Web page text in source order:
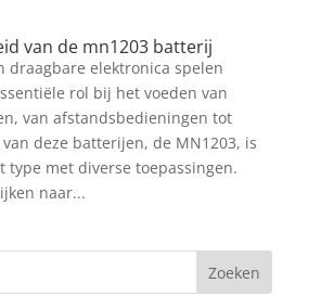
van de mn1203 batterij
draagbare elektronica spelen
rol bij het voeden van
van afstandsbedieningen tot
deze batterijen, de MN1203, is
type met diverse toepassingen.
naar...